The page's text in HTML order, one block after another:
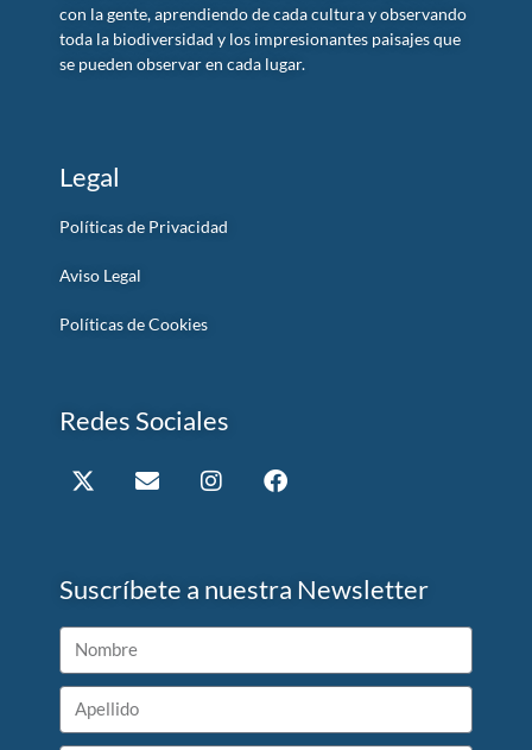
con la gente, aprendiendo de cada cultura y observando
toda la biodiversidad y los impresionantes paisajes que
se pueden observar en cada lugar.
Legal
Políticas de Privacidad
Aviso Legal
Políticas de Cookies
Redes Sociales
Suscríbete a nuestra Newsletter